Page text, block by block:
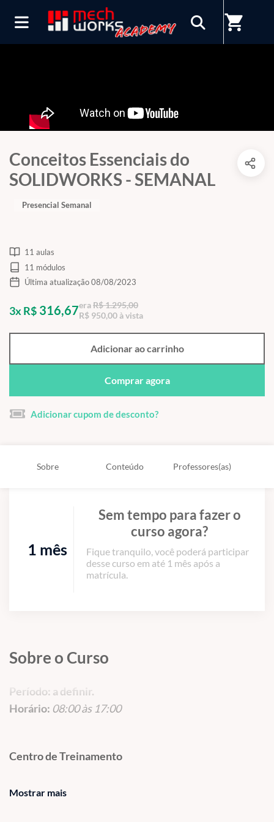
shopping_cart
Conceitos Essenciais do
SOLIDWORKS - SEMANAL
Presencial Semanal
11 aulas
11 módulos
Última atualização 08/08/2023
3x R$ 316,67eraR$ 1.295,00
R$ 950,00 à vista
Adicionar ao carrinho
Comprar agora
Adicionar cupom de desconto?
Sobre Conteúdo Professores(as)
1 mês
Sem tempo para fazer o
curso agora?
Fique tranquilo, você poderá participar
desse curso em até 1 mês após a
matrícula.
Sobre o Curso
Período: a definir.
Horário: 08:00 às 17:00
Centro de Treinamento
Sala 1109 – Torre 3000 (Nova América Offices) – Del
Mostrar mais